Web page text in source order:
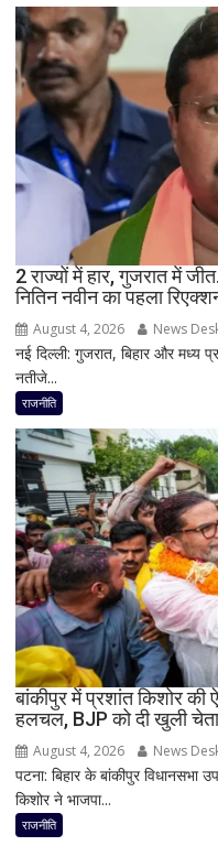
2 राज्यों में हार, गुजरात में
नितिन नवीन का पहला
August 4, 2026 News
नई दिल्ली: गुजरात, बिहार और मध्य
नतीजे...
राजनीति
बांकीपुर में प्रशांत किशोर की
हलचल, BJP को दी खुली
August 4, 2026 News
पटना: बिहार के बांकीपुर विधानसभा
किशोर ने भाजपा...
राजनीति